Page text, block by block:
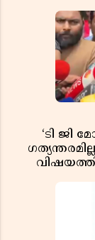
‘ടി ജി